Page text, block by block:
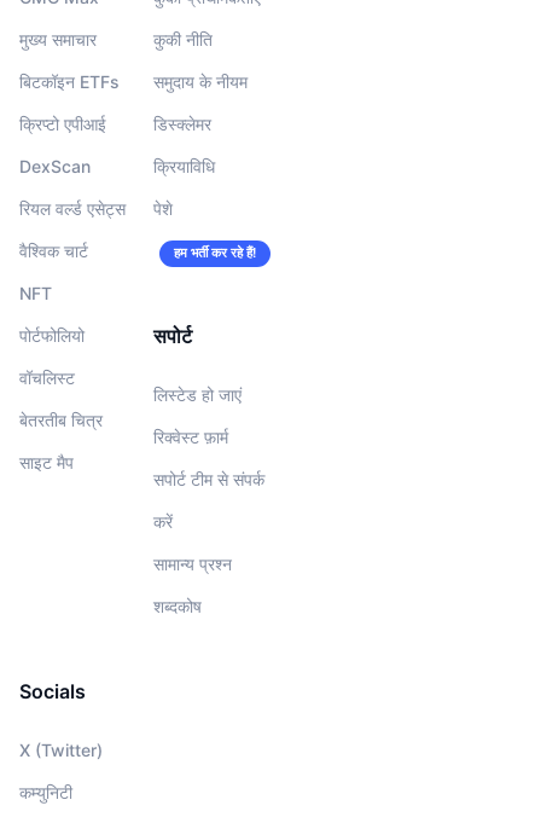
मुख्य समाचार
बिटकॉइन ETFs
क्रिप्टो एपीआई
DexScan
रियल वर्ल्ड एसेट्स
वैश्विक चार्ट
NFT
पोर्टफोलियो
वॉचलिस्‍ट
बेतरतीब चित्र
साइट मैप
कुकी नीति
समुदाय के नीयम
डिस्क्लेमर
क्रियाविधि
पेशे
हम भर्ती कर रहे हैं!
सपोर्ट
लिस्टेड हो जाएं
रिक्वेस्ट फ़ार्म
सपोर्ट टीम से संपर्क
करें
सामान्य प्रश्न
शब्दकोष
Socials
X (Twitter)
कम्युनिटी